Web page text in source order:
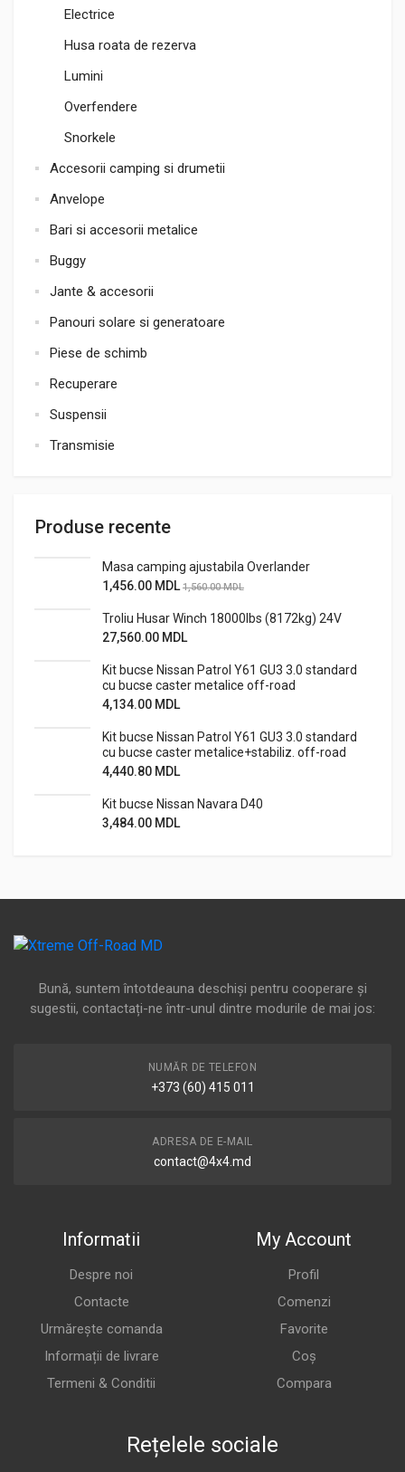
Electrice
Husa roata de rezerva
Lumini
Overfendere
Snorkele
Accesorii camping si drumetii
Anvelope
Bari si accesorii metalice
Buggy
Jante & accesorii
Panouri solare si generatoare
Piese de schimb
Recuperare
Suspensii
Transmisie
Produse recente
Masa camping ajustabila Overlander
1,456.00 MDL 1,560.00MDL
Troliu Husar Winch 18000lbs (8172kg) 24V
27,560.00 MDL
Kit bucse Nissan Patrol Y61 GU3 3.0 standard
cu bucse caster metalice off-road
4,134.00 MDL
Kit bucse Nissan Patrol Y61 GU3 3.0 standard
cu bucse caster metalice+stabiliz. off-road
4,440.80 MDL
Kit bucse Nissan Navara D40
3,484.00 MDL
Bună, suntem întotdeauna deschiși pentru cooperare și
sugestii, contactați-ne într-unul dintre modurile de mai jos:
NUMĂR DE TELEFON
+373 (60) 415 011
ADRESA DE E-MAIL
contact@4x4.md
Informatii
Despre noi
Contacte
Urmărește comanda
Informații de livrare
Termeni & Conditii
My Account
Profil
Comenzi
Favorite
Coș
Compara
Rețelele sociale